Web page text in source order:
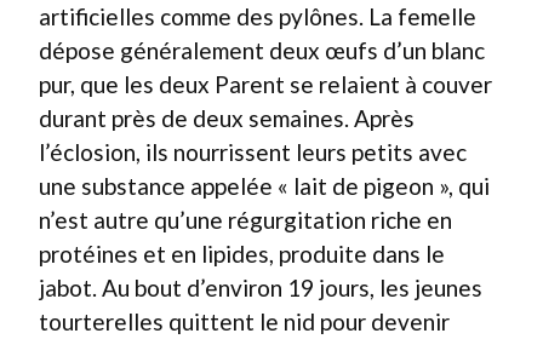
artificielles comme des pylônes. La femelle
dépose généralement deux œufs d’un blanc
pur, que les deux Parent se relaient à couver
durant près de deux semaines. Après
l’éclosion, ils nourrissent leurs petits avec
une substance appelée « lait de pigeon », qui
n’est autre qu’une régurgitation riche en
protéines et en lipides, produite dans le
jabot. Au bout d’environ 19 jours, les jeunes
tourterelles quittent le nid pour devenir